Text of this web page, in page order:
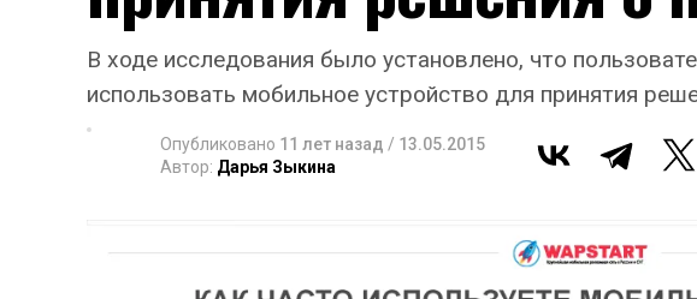
В ходе исследования было установлено, что
использовать мобильное устройство для принятия
Опубликовано 11 лет назад / 13.05.2015
Автор: Дарья Зыкина